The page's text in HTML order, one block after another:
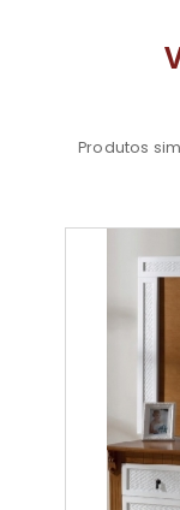
Produtos